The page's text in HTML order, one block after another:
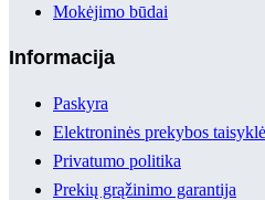
Mokėjimo būdai
Informacija
Paskyra
Elektroninės prekybos
Privatumo politika
Prekių grąžinimo garantija